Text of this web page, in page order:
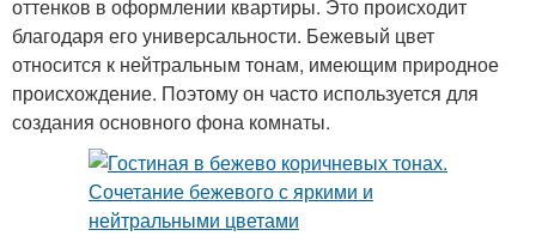
оттенков в оформлении квартиры. Это происходит
благодаря его универсальности. Бежевый цвет
относится к нейтральным тонам, имеющим природное
происхождение. Поэтому он часто используется для
создания основного фона комнаты.